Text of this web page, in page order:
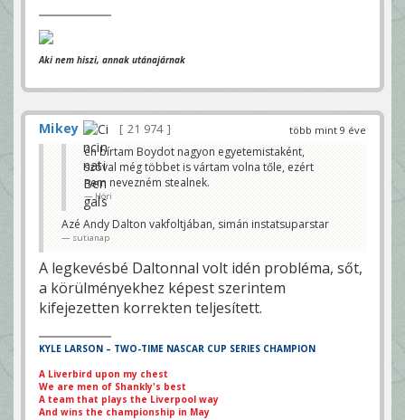
Aki nem hiszi, annak utánajárnak
több mint 9 éve
Mikey
21 974
én bírtam Boydot nagyon egyetemistaként,
szóval még többet is vártam volna tőle, ezért
nem nevezném stealnek.
Höri
Azé Andy Dalton vakfoltjában, simán instatsuparstar
sutianap
A legkevésbé Daltonnal volt idén probléma, sőt,
a körülményekhez képest szerintem
kifejezetten korrekten teljesített.
KYLE LARSON – TWO-TIME NASCAR CUP SERIES CHAMPION
A Liverbird upon my chest
We are men of Shankly's best
A team that plays the Liverpool way
And wins the championship in May